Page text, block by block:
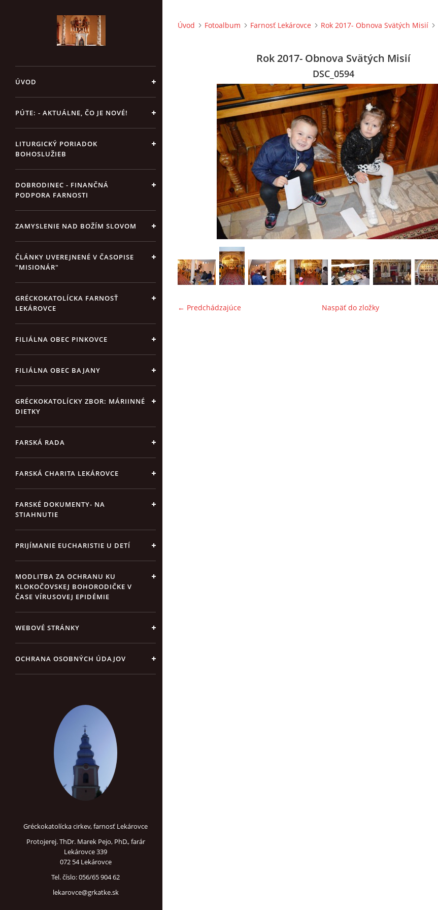
ÚVOD
PÚTE: - AKTUÁLNE, ČO JE NOVÉ!
LITURGICKÝ PORIADOK
BOHOSLUŽIEB
DOBRODINEC - FINANČNÁ
PODPORA FARNOSTI
ZAMYSLENIE NAD BOŽÍM SLOVOM
ČLÁNKY UVEREJNENÉ V ČASOPISE
"MISIONÁR"
GRÉCKOKATOLÍCKA FARNOSŤ
LEKÁROVCE
FILIÁLNA OBEC PINKOVCE
FILIÁLNA OBEC BAJANY
GRÉCKOKATOLÍCKY ZBOR: MÁRIINNÉ
DIETKY
FARSKÁ RADA
FARSKÁ CHARITA LEKÁROVCE
FARSKÉ DOKUMENTY- NA
STIAHNUTIE
PRIJÍMANIE EUCHARISTIE U DETÍ
MODLITBA ZA OCHRANU KU
KLOKOČOVSKEJ BOHORODIČKE V
ČASE VÍRUSOVEJ EPIDÉMIE
WEBOVÉ STRÁNKY
OCHRANA OSOBNÝCH ÚDAJOV
Gréckokatolícka cirkev, farnosť Lekárovce
Protojerej. ThDr. Marek Pejo, PhD., farár
Lekárovce 339
072 54 Lekárovce
Tel. číslo: 056/65 904 62
lekarovce@grkatke.sk
Úvod Fotoalbum Farnosť Lekárovce Rok 2017- Obnova Svätých Misií
Rok 2017- Obnova Svätých Misií
DSC_0594
← Predchádzajúce Naspäť do zložky